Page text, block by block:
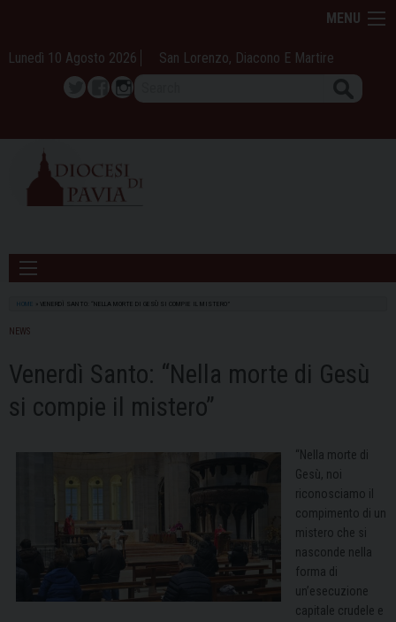
content
MENU
Lunedì 10 Agosto 2026 San Lorenzo, Diacono E Martire
TwitterFacebook
Instagram
HOME VENERDÌ SANTO: “NELLA MORTE DI GESÙ SI COMPIE IL MISTERO”
NEWS
Venerdì Santo: “Nella morte di Gesù
si compie il mistero”
“Nella morte di
Gesù, noi
riconosciamo il
compimento di un
mistero che si
nasconde nella
forma di
un’esecuzione
capitale crudele e